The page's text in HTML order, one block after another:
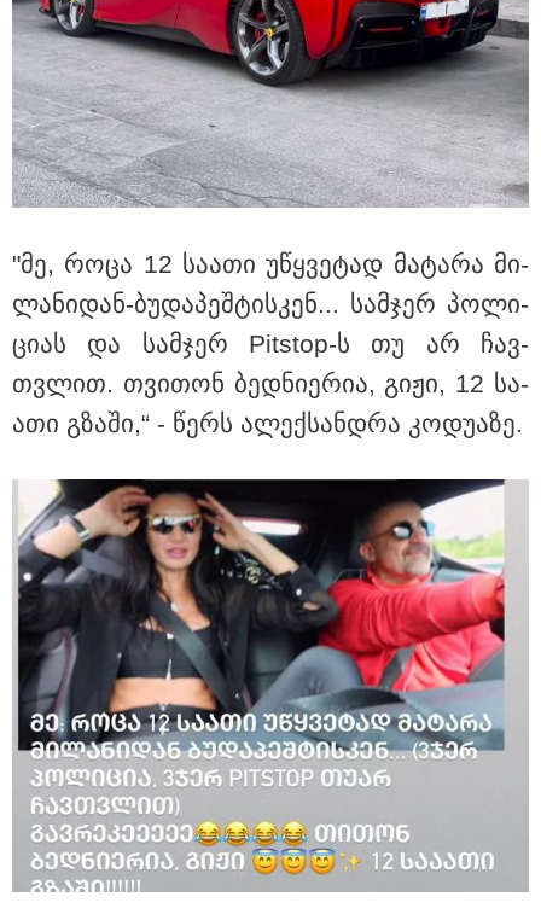
14:58 / 10-08-2026
"მოვუწოდებთ შსს-ს, სასწრაფოდ გამოიძიოს
ჟურნალისტ კობა ფარტენაძეზე გახშირებული
თავდასხმები" - საქართველოს ჟურნალისტური
ეთიკის ქარტია
10:56 / 10-08-2026
როგორი ამინდია მოსალოდნელი 10-11 აგვისტოს?
11:11 / 10-08-2026
ირანმა მოჯტაბა ხამენეის
იშვიათი ვიდეო გაავრცელა - რა
ჩანს კადრებში
13:11 / 10-08-2026
მალხაზ ბოკუჩავას
მკვლელობის საქმეზე
"მე, როცა 12 სა­ა­თი უწყვე­ტად მა­ტა­რა მი­
ლა­ნი­დან-ბუ­და­პეშ­ტის­კენ... სამ­ჯერ პო­ლი­
ცი­ას და სამ­ჯერ Pitstop-ს თუ არ ჩავ­
თვლით. თვი­თონ ბედ­ნი­ე­რია, გიჟი, 12 სა­
ა­თი გზა­ში,“ - წერს ალექ­სან­დრა კო­დუ­ა­ზე.